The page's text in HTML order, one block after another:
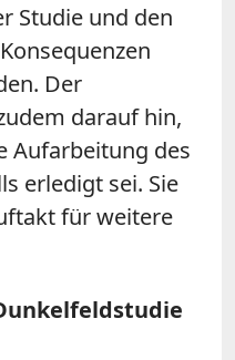
Studie und den
Der
darauf hin,
Aufarbeitung des
erledigt sei. Sie
für weitere